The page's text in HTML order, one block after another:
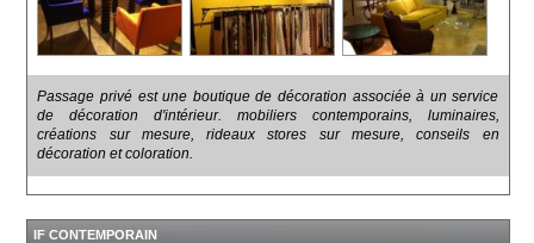
Passage privé est une boutique de décoration associée à un service
de décoration d'intérieur. mobiliers contemporains, luminaires,
créations sur mesure, rideaux stores sur mesure, conseils en
décoration et coloration.
IF CONTEMPORAIN